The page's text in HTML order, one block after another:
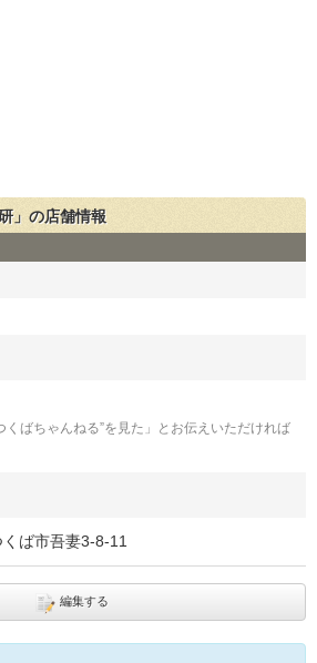
」の店舗情報
くばちゃんねる”を見た」とお伝えいただければ
ば市吾妻3-8-11
編集する